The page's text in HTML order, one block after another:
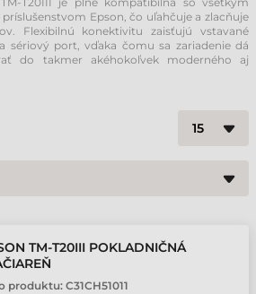
Epson, čo uľahčuje a zlacňuje
Flexibilnú konektivitu zaisťujú vstavané
sériový port, vďaka čomu sa zariadenie dá
do takmer akéhokoľvek moderného aj
TM-T20III POKLADNIČNÁ
produktu:C31CH51011